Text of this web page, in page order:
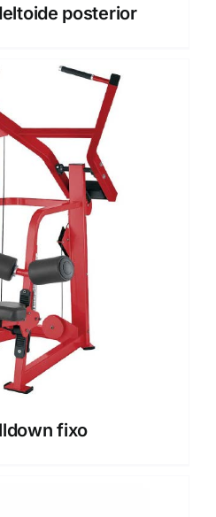
posterior
fixo